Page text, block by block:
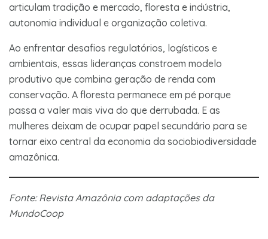
articulam tradição e mercado, floresta e indústria,
autonomia individual e organização coletiva.
Ao enfrentar desafios regulatórios, logísticos e
ambientais, essas lideranças constroem modelo
produtivo que combina geração de renda com
conservação. A floresta permanece em pé porque
passa a valer mais viva do que derrubada. E as
mulheres deixam de ocupar papel secundário para se
tornar eixo central da economia da sociobiodiversidade
amazônica.
Fonte: Revista Amazônia com adaptações da
MundoCoop